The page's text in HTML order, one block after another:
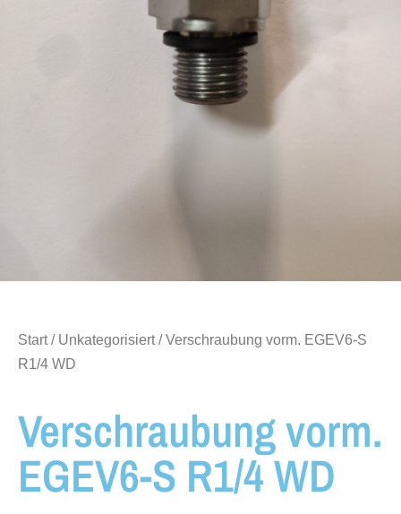
Start/ Unkategorisiert/ Verschraubung vorm. EGEV6-S
R1/4 WD
Verschraubung vorm.
EGEV6-S R1/4 WD